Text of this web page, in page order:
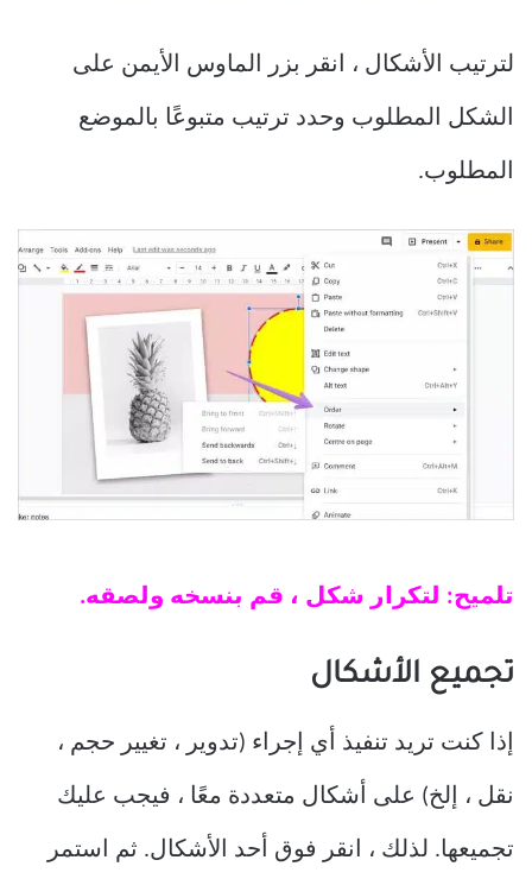
لترتيب الأشكال ، انقر بزر الماوس الأيمن على
الشكل المطلوب وحدد ترتيب متبوعًا بالموضع
المطلوب.
تلميح: لتكرار شكل ، قم بنسخه ولصقه.
تجميع الأشكال
إذا كنت تريد تنفيذ أي إجراء (تدوير ، تغيير حجم ،
نقل ، إلخ) على أشكال متعددة معًا ، فيجب عليك
تجميعها. لذلك ، انقر فوق أحد الأشكال. ثم استمر